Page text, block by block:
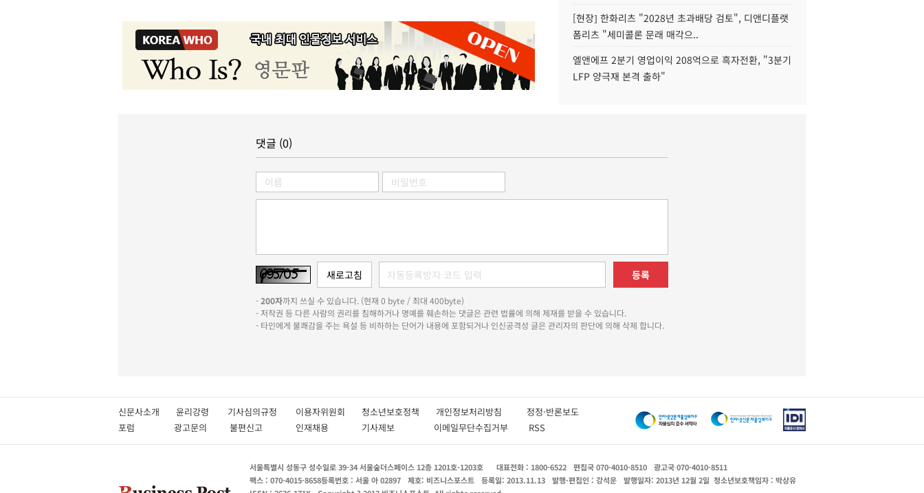
[현장] 한화리츠 "2028년 초과배당 검토", 디앤디플랫
폼리츠 "세미콜론 문래 매각으..
엘앤에프 2분기 영업이익 208억으로 흑자전환, "3분기
LFP 양극재 본격 출하"
댓글 (0)
등록
-200자까지 쓰실 수 있습니다. (현재 0 byte / 최대 400byte)
- 저작권 등 다른 사람의 권리를 침해하거나 명예를 훼손하는 댓글은 관련 법률에 의해 제재를 받을 수 있습니다.
- 타인에게 불쾌감을 주는 욕설 등 비하하는 단어가 내용에 포함되거나 인신공격성 글은 관리자의 판단에 의해 삭제 합니다.
신문사소개 윤리강령 기사심의규정 이용자위원회 청소년보호정책 개인정보처리방침 정정·반론보도
포럼
광고문의 불편신고 인재채용 기사제보 이메일무단수집거부 RSS
서울특별시 성동구 성수일로 39-34 서울숲더스페이스 12층 1201호-1203호 대표전화 : 1800-6522 편집국 070-4010-8510
광고국 070-4010-8511
팩스 : 070-4015-8658등록번호 : 서울 아 02897 제호: 비즈니스포스트 등록일: 2013.11.13 발행·편집인 : 강석운 발행일자: 2013년 12월 2일 청소년보호책임자 : 박상유